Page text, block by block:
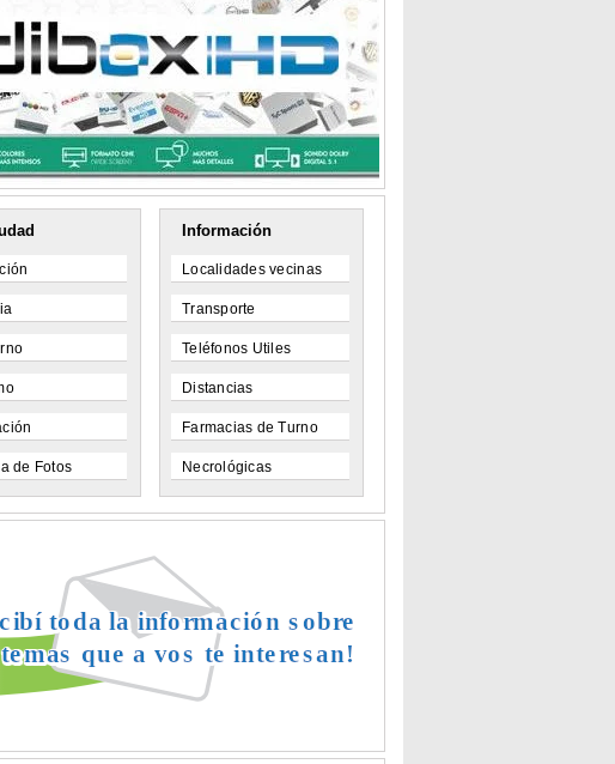
de Fotos
Información
Localidades vecinas
Transporte
Teléfonos Utiles
Distancias
Farmacias de Turno
Necrológicas